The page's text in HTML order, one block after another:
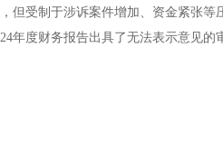
但受制于涉诉案件增加、资金紧张
年度财务报告出具了无法表示意见的